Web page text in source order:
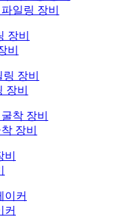
일링 장비
비
장비
장비
커